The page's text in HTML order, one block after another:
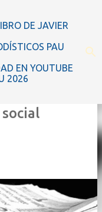
DE JAVIER
PAU
EN YOUTUBE
2026
o géneros